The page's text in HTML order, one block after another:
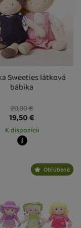
Sweeties látková
bábika
20,80€
19,50€
K dispozícii
vo výdajnom mieste
Obľúbené